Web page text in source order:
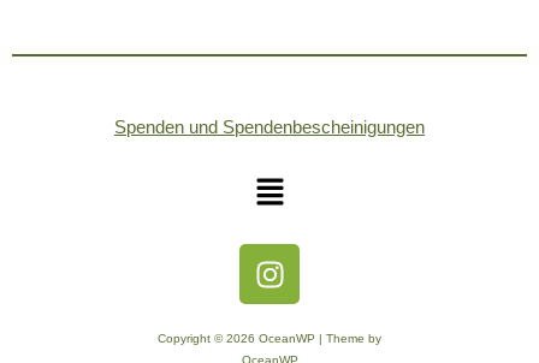
Spenden und Spendenbescheinigungen
Copyright © 2026 OceanWP | Theme by